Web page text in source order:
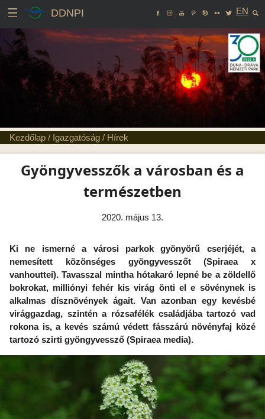
DDNPI EN
Kezdőlap / Igazgatóság / Hírek
Gyöngyvesszők a városban és a
természetben
2020. május 13.
Ki ne ismerné a városi parkok gyönyörű cserjéjét, a
nemesített közönséges gyöngyvesszőt (Spiraea x
vanhouttei). Tavasszal mintha hótakaró lepné be a zöldellő
bokrokat, milliónyi fehér kis virág önti el e sövénynek is
alkalmas dísznövények ágait. Van azonban egy kevésbé
virággazdag, szintén a rózsafélék családjába tartozó vad
rokona is, a kevés számú védett fásszárú növényfaj közé
tartozó szirti gyöngyvessző (Spiraea media).